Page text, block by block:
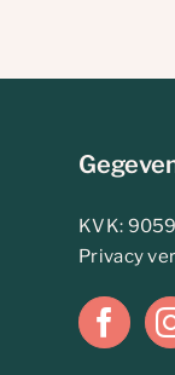
KVK:
Privacy